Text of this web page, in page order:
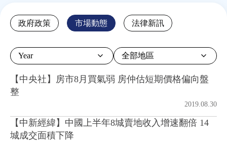
焦點新聞
房地產年鑑
Back
to
政府政策 市場動態 法律新訊
【中央社】房市8月買氣弱 房仲估短期價格偏向盤
整
2019.08.30
【中新經緯】中國上半年8城賣地收入增速翻倍 14
城成交面積下降